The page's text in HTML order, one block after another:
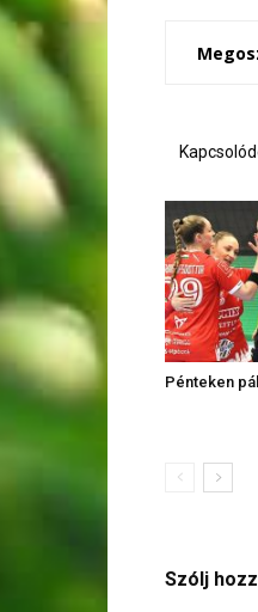
Pénteken
Szólj